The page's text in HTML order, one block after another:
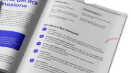
è stato creato? E come
scoprire tutto quello
il chatbot più